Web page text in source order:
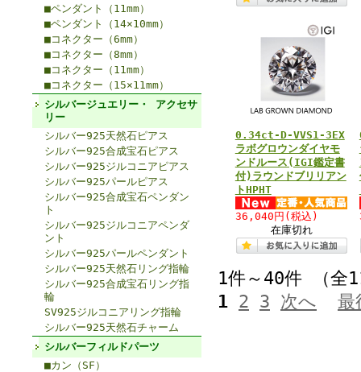
■ペンダント（11mm）
■ペンダント（14×10mm）
■コネクター（6mm）
■コネクター（8mm）
■コネクター（11mm）
■コネクター（15×11mm）
シルバージュエリー・ アクセサ
リー
シルバー925天然石ピアス
シルバー925合成宝石ピアス
シルバー925ジルコニアピアス
シルバー925パールピアス
シルバー925合成宝石ペンダン
ト
シルバー925ジルコニアペンダ
ント
シルバー925パールペンダント
シルバー925天然石リング指輪
シルバー925合成宝石リング指
輪
SV925ジルコニアリング指輪
シルバー925天然石チャーム
シルバーフィルドパーツ
■カン（SF）
0.34ct-D-VVS1-3EX
ラボグロウンダイヤモ
ンドルース(IGI鑑定書
付)ラウンドブリリアン
トHPHT
36,040円 (税込)
在庫切れ
1件～40件 （
1 2 3 次へ 最